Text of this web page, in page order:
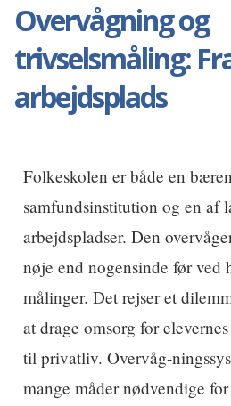
Overvågning og
trivselsmåling:
arbejdsplads
Folkeskolen er både en
samfundsinstitution og en af
arbejdspladser. Den
nøje end nogensinde før
målinger. Det rejser et
at drage omsorg for
til privatliv. Overvåg-
mange måder nødvendige